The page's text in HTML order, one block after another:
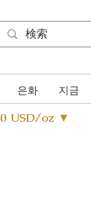
은화 지금
USD/oz ▼